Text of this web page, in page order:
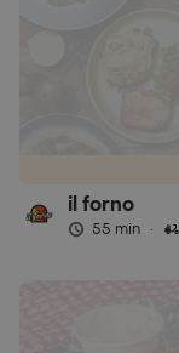
il forno
55 min ·